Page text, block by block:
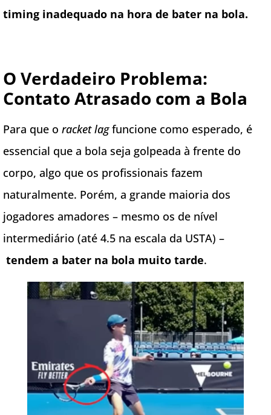
timing inadequado na hora de bater na bola.
O Verdadeiro Problema:
Contato Atrasado com a Bola
Para que o racket lagfuncione como esperado, é
essencial que a bola seja golpeada à frente do
corpo, algo que os profissionais fazem
naturalmente. Porém, a grande maioria dos
jogadores amadores – mesmo os de nível
intermediário (até 4.5 na escala da USTA) –
tendem a bater na bola muito tarde.